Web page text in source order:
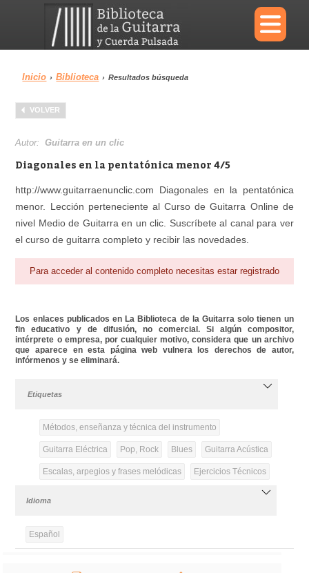
×
Menu
Biblioteca
Área personal Reproductor
Inicio › Biblioteca › Resultados búsqueda
VOLVER
Autor:Guitarra en un clic
Diagonales en la pentatónica menor 4/5
http://www.guitarraenunclic.com Diagonales en la pentatónica
menor. Lección perteneciente al Curso de Guitarra Online de
nivel Medio de Guitarra en un clic. Suscríbete al canal para ver
el curso de guitarra completo y recibir las novedades.
Para acceder al contenido completo necesitas estar registrado
Los enlaces publicados en La Biblioteca de la Guitarra solo tienen un
fin educativo y de difusión, no comercial. Si algún compositor,
intérprete o empresa, por cualquier motivo, considera que un archivo
que aparece en esta página web vulnera los derechos de autor,
infórmenos y se eliminará.
Etiquetas
Métodos, enseñanza y técnica del instrumento
Guitarra Eléctrica Pop, Rock Blues Guitarra Acústica
Escalas, arpegios y frases melódicas Ejercicios Técnicos
Idioma
Español